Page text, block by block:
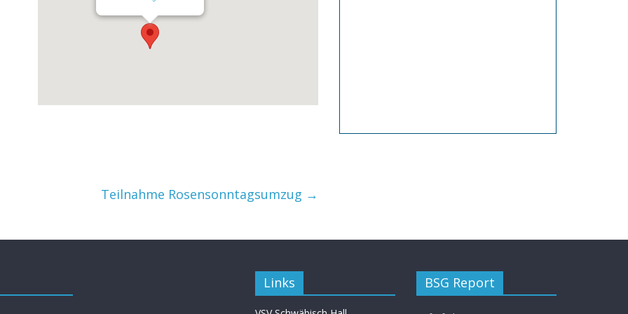
Teilnahme Rosensonntagsumzug →
Links BSG Report